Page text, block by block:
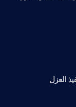
العزل